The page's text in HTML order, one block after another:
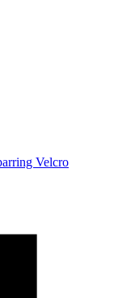
Velcro